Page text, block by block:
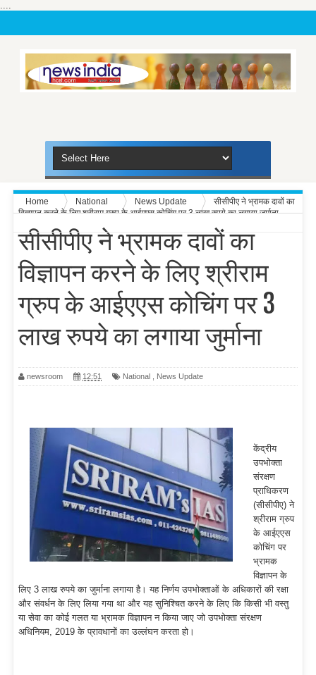
....
Home National News Update
सीसीपीए ने भ्रामक दावों का
विज्ञापन करने के लिए श्रीराम ग्रुप के आईएएस कोचिंग पर 3 लाख रुपये का लगाया जुर्माना
सीसीपीए ने भ्रामक दावों का
विज्ञापन करने के लिए श्रीराम
ग्रुप के आईएएस कोचिंग पर 3
लाख रुपये का लगाया जुर्माना
newsroom 12:51 National News Update
केंद्रीय
उपभोक्ता
संरक्षण
प्राधिकरण
(सीसीपीए) ने
श्रीराम ग्रुप
के आईएएस
कोचिंग पर
भ्रामक
विज्ञापन के
लिए 3 लाख रुपये का जुर्माना लगाया है। यह निर्णय उपभोक्ताओं के अधिकारों की रक्षा
और संवर्धन के लिए लिया गया था और यह सुनिश्चित करने के लिए कि किसी भी वस्तु
या सेवा का कोई गलत या भ्रामक विज्ञापन न किया जाए जो उपभोक्ता संरक्षण
अधिनियम, 2019 के प्रावधानों का उल्लंघन करता हो।